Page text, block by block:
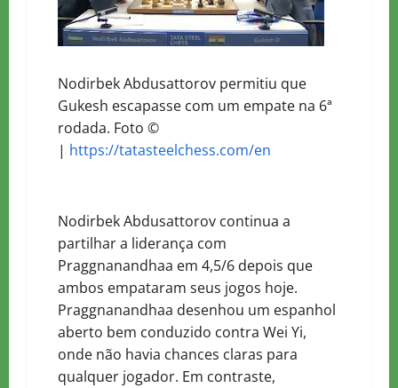
NodirbekAbdusattorov permitiu que
Gukesh escapasse com um empate na 6ª
rodada. Foto ©
| https://tatasteelchess.com/en
NodirbekAbdusattorov continua a
partilhar a liderança com
Praggnanandhaa em 4,5/6 depois que
ambos empataram seus jogos hoje.
Praggnanandhaa desenhou um espanhol
aberto bem conduzido contra Wei Yi,
onde não havia chances claras para
qualquer jogador. Em contraste,